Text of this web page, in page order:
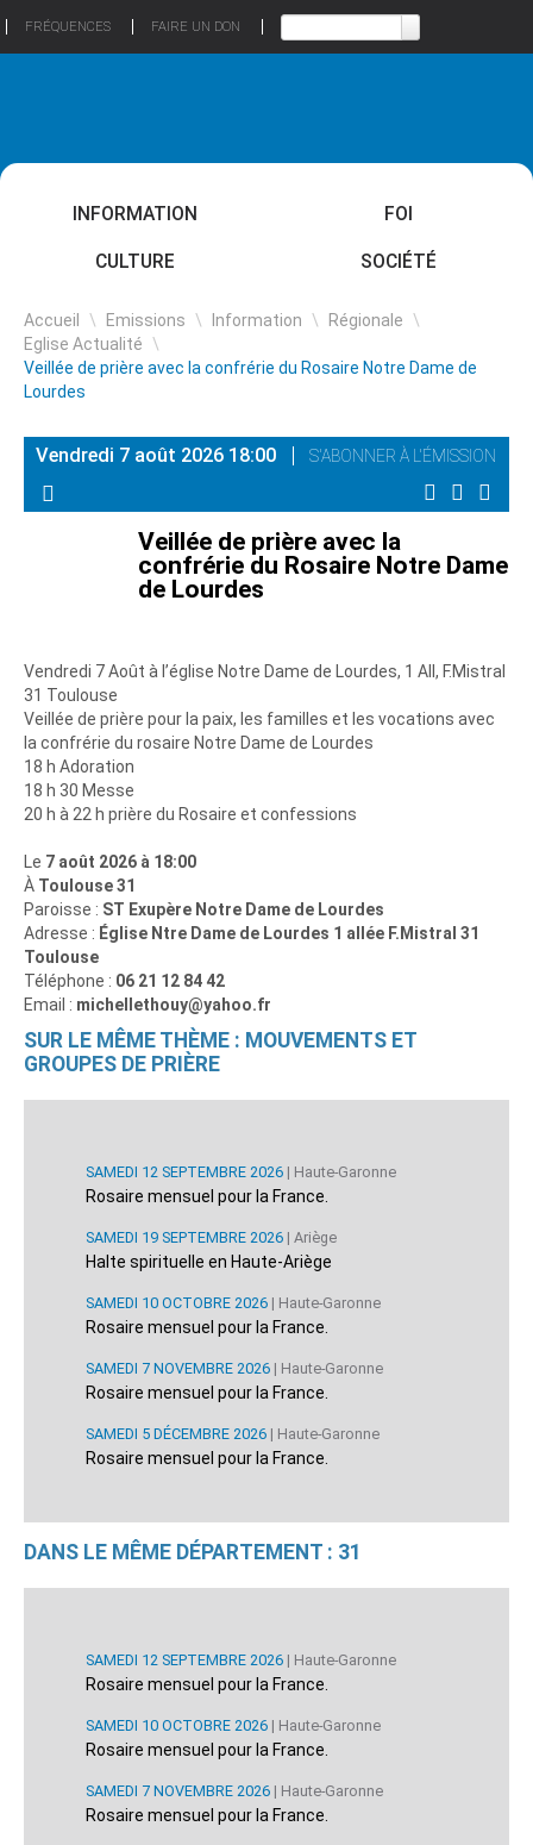
FRÉQUENCES FAIRE UN DON
INFORMATION FOI
CULTURE SOCIÉTÉ
Accueil \ Emissions \ Information \ Régionale \
Eglise Actualité \
Veillée de prière avec la confrérie du Rosaire Notre Dame de
Lourdes
Vendredi 7 août 2026 18:00 S'ABONNER À L'ÉMISSION
Veillée de prière avec la
confrérie du Rosaire Notre Dame
de Lourdes
Vendredi 7 Août à l’église Notre Dame de Lourdes, 1 All, F.Mistral
31 Toulouse
Veillée de prière pour la paix, les familles et les vocations avec
la confrérie du rosaire Notre Dame de Lourdes
18 h Adoration
18 h 30 Messe
20 h à 22 h prière du Rosaire et confessions
Le 7 août 2026 à 18:00
À Toulouse 31
Paroisse : ST Exupère Notre Dame de Lourdes
Adresse : Église Ntre Dame de Lourdes 1 allée F.Mistral 31
Toulouse
Téléphone : 06 21 12 84 42
Email : michellethouy@yahoo.fr
SUR LE MÊME THÈME : MOUVEMENTS ET
GROUPES DE PRIÈRE
SAMEDI 12 SEPTEMBRE 2026 | Haute-Garonne
Rosaire mensuel pour la France.
SAMEDI 19 SEPTEMBRE 2026 | Ariège
Halte spirituelle en Haute-Ariège
SAMEDI 10 OCTOBRE 2026 | Haute-Garonne
Rosaire mensuel pour la France.
SAMEDI 7 NOVEMBRE 2026 | Haute-Garonne
Rosaire mensuel pour la France.
SAMEDI 5 DÉCEMBRE 2026 | Haute-Garonne
Rosaire mensuel pour la France.
DANS LE MÊME DÉPARTEMENT : 31
SAMEDI 12 SEPTEMBRE 2026 | Haute-Garonne
Rosaire mensuel pour la France.
SAMEDI 10 OCTOBRE 2026 | Haute-Garonne
Rosaire mensuel pour la France.
SAMEDI 7 NOVEMBRE 2026 | Haute-Garonne
Rosaire mensuel pour la France.